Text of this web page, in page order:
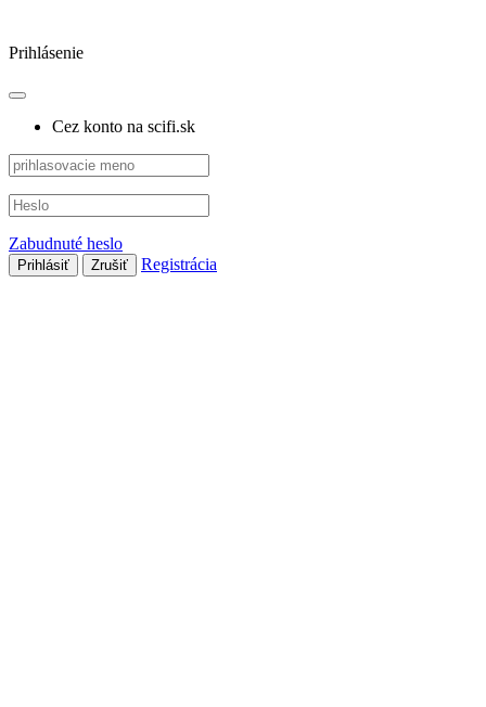
Prihlásenie
Cez konto na scifi.sk
Zabudnuté heslo
Prihlásiť Zrušiť Registrácia